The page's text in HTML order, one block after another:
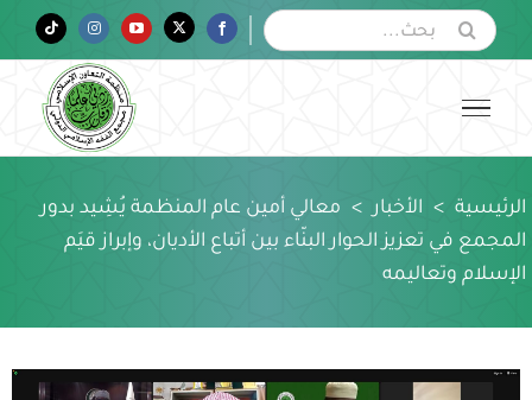
البحث
عن:
Facebook
Twitter
YouTube
Instagram
Tiktok
الرئيسية > الأخبار > معالي أمين عام المنظمة يُشِيد بدور
المجمع في تعزيز الحوار البنّاء بين أتباع الأديان، وإبراز قيَم
الإسلام وتعاليمه